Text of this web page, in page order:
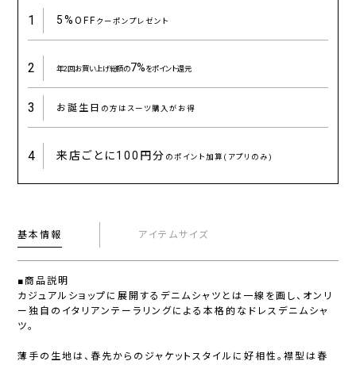
1 5%OFFクーポンプレゼント
2 年2回お買い上げ総額の7%をポイント還元
3 お誕生日 の方はスーツ購入がお得
4 来店ごとに100円分 のポイント加算(アプリのみ)
基本情報 アイテムサイズ
■商品説明
カジュアルショップに展開するデニムシャツとは一線を画し、オンリ
ー独自のイタリアンテーラリングによる本格的なドレスデニムシャ
ツ。
薄手の生地は、春先からのジャケットスタイルに好相性。襟型は春